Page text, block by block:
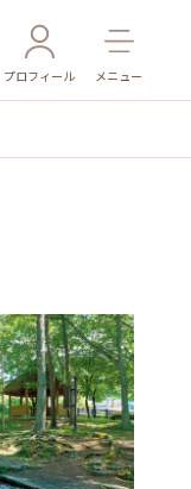
プロフィール メニュー
施設 ごはん